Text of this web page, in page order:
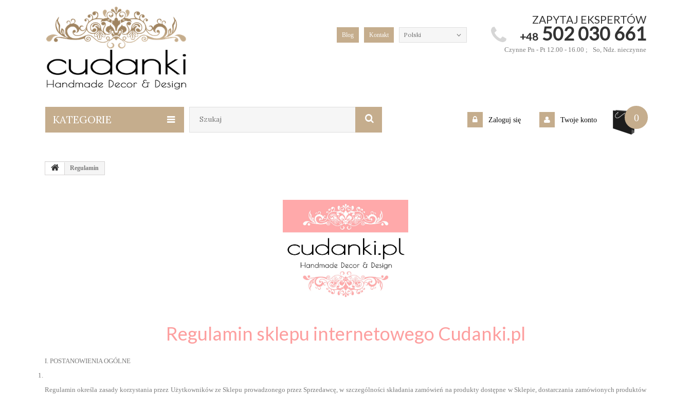
ZAPYTAJ EKSPERTÓW
+48 502 030 661
Czynne Pn - Pt 12.00 - 16.00 ; So, Ndz. nieczynne
Polski
Blog Kontakt
KATEGORIE 0
Zaloguj się Twoje konto
Regulamin
Regulamin sklepu internetowego Cudanki.pl
I. POSTANOWIENIA OGÓLNE
Regulamin określa zasady korzystania przez Użytkowników ze Sklepu prowadzonego przez Sprzedawcę, w szczególności składania zamówień na produkty dostępne w Sklepie, dostarczania zamówionych produktów